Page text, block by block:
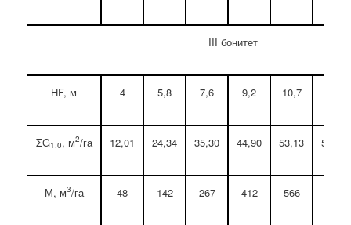
III бонитет
НF, м 4 5,8 7,6 9,2 10,7
ΣG1.0, м2/га 12,01 24,34 35,30 44,90 53,13 59,99
М, м3/га 48 142 267 412 566